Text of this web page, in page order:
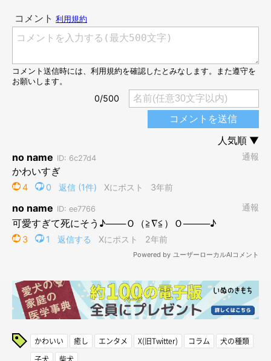
かわいい 癒し エンタメ X(旧Twitter) コラム
犬の種類